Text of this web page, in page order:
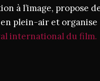
à l’image, propose
plein-air et organise
international du film.